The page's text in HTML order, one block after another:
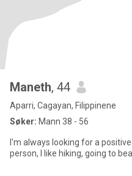
Maneth, 44
Aparri, Cagayan, Filippinene
Søker: Mann 38 - 56
I'm always looking for a positive side, open minded and oriented
person, I like hiking, going to